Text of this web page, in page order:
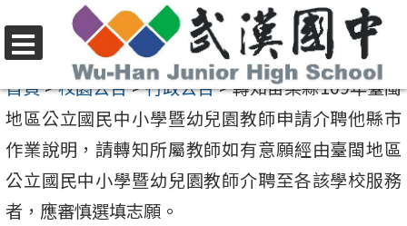
至
要
內
容
區
選
單
首頁>校園公告>行政公告>轉知苗栗縣109年臺閩
地區公立國民中小學暨幼兒園教師申請介聘他縣市
作業說明，請轉知所屬教師如有意願經由臺閩地區
公立國民中小學暨幼兒園教師介聘至各該學校服務
者，應審慎選填志願。